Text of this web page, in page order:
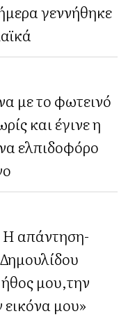
γεννήθηκε
με το φωτεινό
και έγινε η
ελπιδοφόρο
Η απάντηση-
μου,την
εικόνα μου»